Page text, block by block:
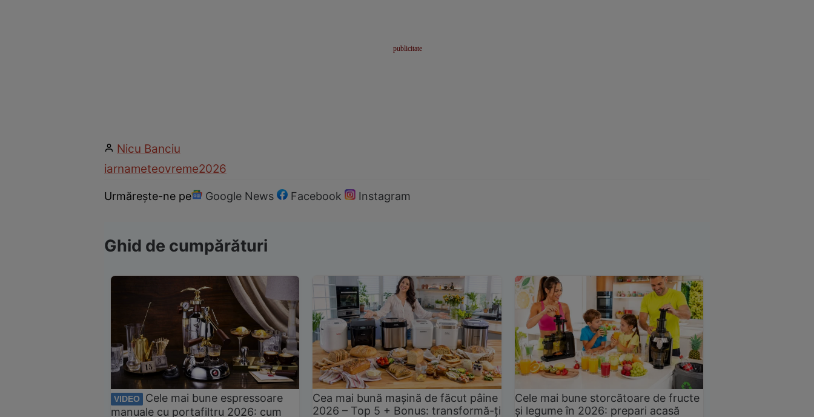
Nicu Banciu
iarnameteovreme2026
Urmărește-ne pe Google News Facebook Instagram
Ghid de cumpărături
VIDEO
Cele mai bune espressoare
manuale cu portafiltru 2026: cum
Cea mai bună mașină de făcut pâine
2026 – Top 5 + Bonus: transformă-ți
Cele mai bune storcătoare de fructe
și legume în 2026: prepari acasă